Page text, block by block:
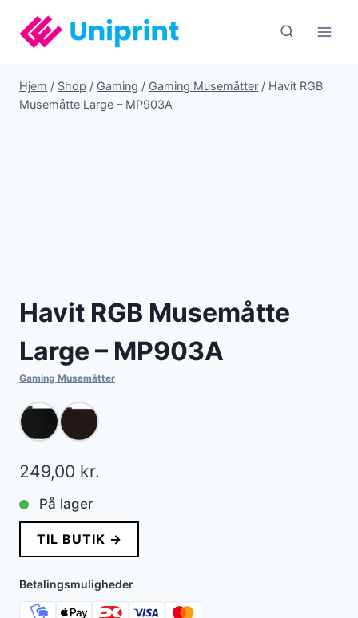
indhold
Hjem / Shop / Gaming / Gaming Musemåtter / Havit RGB
Musemåtte Large – MP903A
Havit RGB Musemåtte
Large – MP903A
Gaming Musemåtter
249,00 kr.
På lager
TIL BUTIK →
Betalingsmuligheder